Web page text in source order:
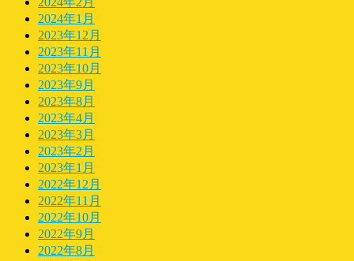
2024年1月
2023年12月
2023年11月
2023年10月
2023年9月
2023年8月
2023年4月
2023年3月
2023年2月
2023年1月
2022年12月
2022年11月
2022年10月
2022年9月
2022年8月